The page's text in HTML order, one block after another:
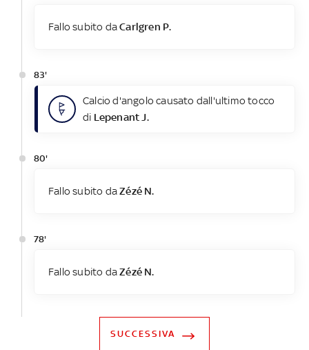
Fallo subito daCarlgren P.
83'
Calcio d'angolo causato dall'ultimo tocco
di Lepenant J.
80'
Fallo subito daZézé N.
78'
Fallo subito daZézé N.
SUCCESSIVA